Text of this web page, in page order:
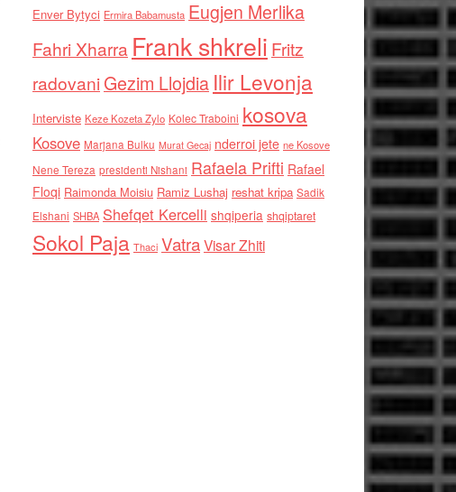
Enver Bytyci Ermira Babamusta Eugjen Merlika
Fahri Xharra Frank shkreli Fritz
radovaniGezim Llojdia Ilir Levonja
Interviste Keze Kozeta Zylo Kolec Traboini kosova
Kosove Marjana Bulku Murat Gecaj nderroi jete ne Kosove
Nene Tereza presidenti Nishani Rafaela Prifti Rafael
Floqi Raimonda Moisiu Ramiz Lushaj reshat kripa Sadik
Elshani SHBA Shefqet Kercelli shqiperia shqiptaret
Sokol Paja Thaci VatraVisar Zhiti